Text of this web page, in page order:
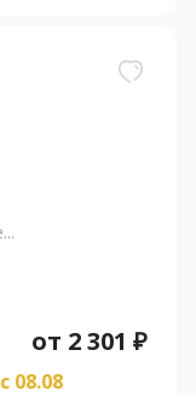
от 2 301 ₽
08.08